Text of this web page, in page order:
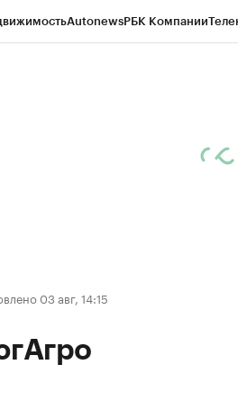
AutonewsРБК Компании
03 авг, 14:15